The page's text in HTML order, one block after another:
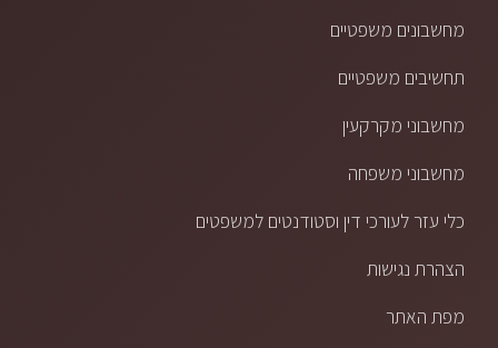
מחשבונים משפטיים
תחשיבים משפטיים
מחשבוני מקרקעין
מחשבוני משפחה
כלי עזר לעורכי דין וסטודנטים למשפטים
הצהרת נגישות
מפת האתר